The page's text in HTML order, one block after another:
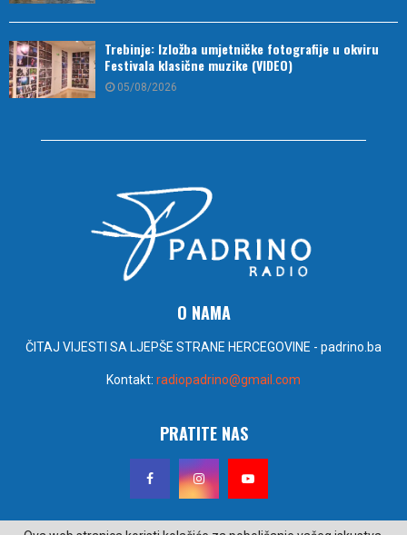
Trebinje: Izložba umjetničke fotografije u okviru
Festivala klasične muzike (VIDEO)
05/08/2026
O NAMA
ČITAJ VIJESTI SA LJEPŠE STRANE HERCEGOVINE - padrino.ba
Kontakt: radiopadrino@gmail.com
PRATITE NAS